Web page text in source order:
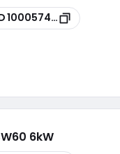
100057410
6kW